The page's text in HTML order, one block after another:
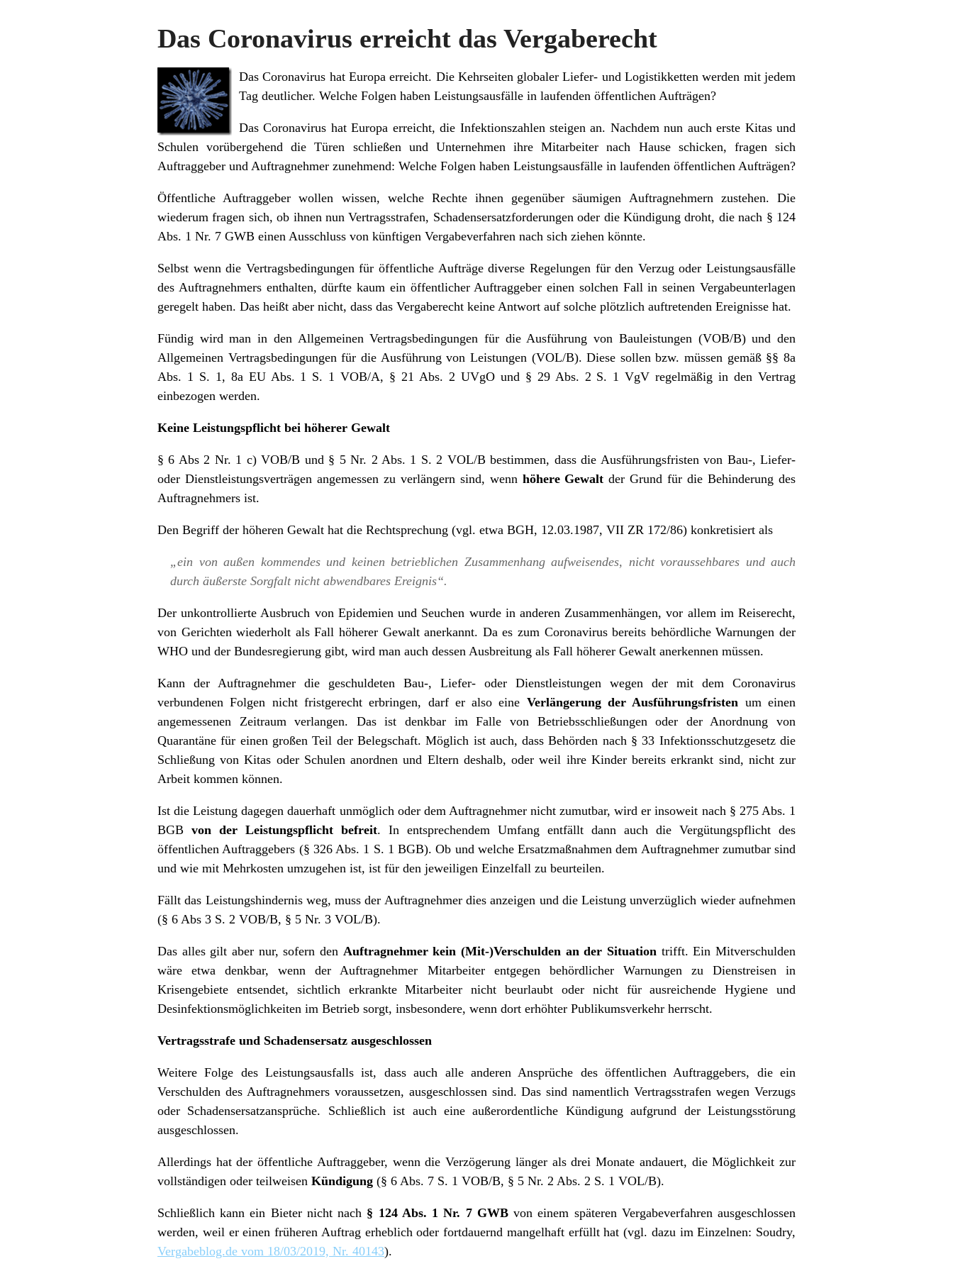
Das Coronavirus erreicht das Vergaberecht
Das Coronavirus hat Europa erreicht. Die Kehrseiten globaler Liefer- und Logistikketten werden mit jedem
Tag deutlicher. Welche Folgen haben Leistungsausfälle in laufenden öffentlichen Aufträgen?
Das Coronavirus hat Europa erreicht, die Infektionszahlen steigen an. Nachdem nun auch erste Kitas und
Schulen vorübergehend die Türen schließen und Unternehmen ihre Mitarbeiter nach Hause schicken, fragen sich
Auftraggeber und Auftragnehmer zunehmend: Welche Folgen haben Leistungsausfälle in laufenden öffentlichen Aufträgen?
Öffentliche Auftraggeber wollen wissen, welche Rechte ihnen gegenüber säumigen Auftragnehmern zustehen. Die
wiederum fragen sich, ob ihnen nun Vertragsstrafen, Schadensersatzforderungen oder die Kündigung droht, die nach § 124
Abs. 1 Nr. 7 GWB einen Ausschluss von künftigen Vergabeverfahren nach sich ziehen könnte.
Selbst wenn die Vertragsbedingungen für öffentliche Aufträge diverse Regelungen für den Verzug oder Leistungsausfälle
des Auftragnehmers enthalten, dürfte kaum ein öffentlicher Auftraggeber einen solchen Fall in seinen Vergabeunterlagen
geregelt haben. Das heißt aber nicht, dass das Vergaberecht keine Antwort auf solche plötzlich auftretenden Ereignisse hat.
Fündig wird man in den Allgemeinen Vertragsbedingungen für die Ausführung von Bauleistungen (VOB/B) und den
Allgemeinen Vertragsbedingungen für die Ausführung von Leistungen (VOL/B). Diese sollen bzw. müssen gemäß §§ 8a
Abs. 1 S. 1, 8a EU Abs. 1 S. 1 VOB/A, § 21 Abs. 2 UVgO und § 29 Abs. 2 S. 1 VgV regelmäßig in den Vertrag
einbezogen werden.
Keine Leistungspflicht bei höherer Gewalt
§ 6 Abs 2 Nr. 1 c) VOB/B und § 5 Nr. 2 Abs. 1 S. 2 VOL/B bestimmen, dass die Ausführungsfristen von Bau-, Liefer-
oder Dienstleistungsverträgen angemessen zu verlängern sind, wenn höhere Gewaltder Grund für die Behinderung des
Auftragnehmers ist.
Den Begriff der höheren Gewalt hat die Rechtsprechung (vgl. etwa BGH, 12.03.1987, VII ZR 172/86) konkretisiert als
„ein von außen kommendes und keinen betrieblichen Zusammenhang aufweisendes, nicht voraussehbares und auch
durch äußerste Sorgfalt nicht abwendbares Ereignis“.
Der unkontrollierte Ausbruch von Epidemien und Seuchen wurde in anderen Zusammenhängen, vor allem im Reiserecht,
von Gerichten wiederholt als Fall höherer Gewalt anerkannt. Da es zum Coronavirus bereits behördliche Warnungen der
WHO und der Bundesregierung gibt, wird man auch dessen Ausbreitung als Fall höherer Gewalt anerkennen müssen.
Kann der Auftragnehmer die geschuldeten Bau-, Liefer- oder Dienstleistungen wegen der mit dem Coronavirus
verbundenen Folgen nicht fristgerecht erbringen, darf er also eine Verlängerung der Ausführungsfristen um einen
angemessenen Zeitraum verlangen. Das ist denkbar im Falle von Betriebsschließungen oder der Anordnung von
Quarantäne für einen großen Teil der Belegschaft. Möglich ist auch, dass Behörden nach § 33 Infektionsschutzgesetz die
Schließung von Kitas oder Schulen anordnen und Eltern deshalb, oder weil ihre Kinder bereits erkrankt sind, nicht zur
Arbeit kommen können.
Ist die Leistung dagegen dauerhaft unmöglich oder dem Auftragnehmer nicht zumutbar, wird er insoweit nach § 275 Abs. 1
BGB von der Leistungspflicht befreit. In entsprechendem Umfang entfällt dann auch die Vergütungspflicht des
öffentlichen Auftraggebers (§ 326 Abs. 1 S. 1 BGB). Ob und welche Ersatzmaßnahmen dem Auftragnehmer zumutbar sind
und wie mit Mehrkosten umzugehen ist, ist für den jeweiligen Einzelfall zu beurteilen.
Fällt das Leistungshindernis weg, muss der Auftragnehmer dies anzeigen und die Leistung unverzüglich wieder aufnehmen
(§ 6 Abs 3 S. 2 VOB/B, § 5 Nr. 3 VOL/B).
Das alles gilt aber nur, sofern den Auftragnehmer kein (Mit-)Verschulden an der Situation trifft. Ein Mitverschulden
wäre etwa denkbar, wenn der Auftragnehmer Mitarbeiter entgegen behördlicher Warnungen zu Dienstreisen in
Krisengebiete entsendet, sichtlich erkrankte Mitarbeiter nicht beurlaubt oder nicht für ausreichende Hygiene und
Desinfektionsmöglichkeiten im Betrieb sorgt, insbesondere, wenn dort erhöhter Publikumsverkehr herrscht.
Vertragsstrafe und Schadensersatz ausgeschlossen
Weitere Folge des Leistungsausfalls ist, dass auch alle anderen Ansprüche des öffentlichen Auftraggebers, die ein
Verschulden des Auftragnehmers voraussetzen, ausgeschlossen sind. Das sind namentlich Vertragsstrafen wegen Verzugs
oder Schadensersatzansprüche. Schließlich ist auch eine außerordentliche Kündigung aufgrund der Leistungsstörung
ausgeschlossen.
Allerdings hat der öffentliche Auftraggeber, wenn die Verzögerung länger als drei Monate andauert, die Möglichkeit zur
vollständigen oder teilweisen Kündigung (§ 6 Abs. 7 S. 1 VOB/B, § 5 Nr. 2 Abs. 2 S. 1 VOL/B).
Schließlich kann ein Bieter nicht nach § 124 Abs. 1 Nr. 7 GWBvon einem späteren Vergabeverfahren ausgeschlossen
werden, weil er einen früheren Auftrag erheblich oder fortdauernd mangelhaft erfüllt hat (vgl. dazu im Einzelnen: Soudry,
Vergabeblog.de vom 18/03/2019, Nr. 40143).